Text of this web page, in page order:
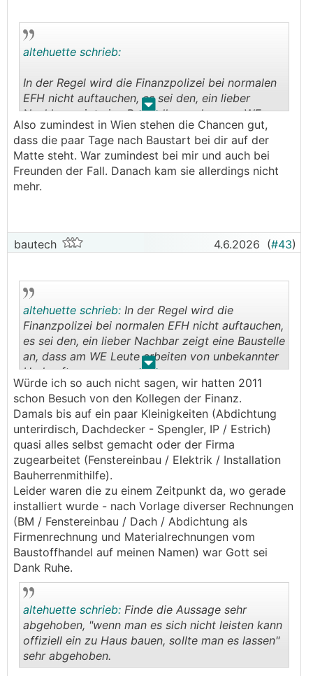
. .
altehuette schrieb:
In der Regel wird die Finanzpolizei bei normalen
EFH nicht auftauchen, es sei den, ein lieber
Nachbar zeigt eine Baustelle an, dass am WE
Leute arbeiten von unbekannter Herkunft.
Also zumindest in Wien stehen die Chancen gut,
dass die paar Tage nach Baustart bei dir auf der
Matte steht. War zumindest bei mir und auch bei
Freunden der Fall. Danach kam sie allerdings nicht
mehr.
bautech 4.6.2026 (#43)
. .
altehuette schrieb: In der Regel wird die
Finanzpolizei bei normalen EFH nicht auftauchen,
es sei den, ein lieber Nachbar zeigt eine Baustelle
an, dass am WE Leute arbeiten von unbekannter
Herkunft.
Würde ich so auch nicht sagen, wir hatten 2011
schon Besuch von den Kollegen der Finanz.
Damals bis auf ein paar Kleinigkeiten (Abdichtung
unterirdisch, Dachdecker - Spengler, IP / Estrich)
quasi alles selbst gemacht oder der Firma
zugearbeitet (Fenstereinbau / Elektrik / Installation
Bauherrenmithilfe).
Leider waren die zu einem Zeitpunkt da, wo gerade
installiert wurde - nach Vorlage diverser Rechnungen
(BM / Fenstereinbau / Dach / Abdichtung als
Firmenrechnung und Materialrechnungen vom
Baustoffhandel auf meinen Namen) war Gott sei
Dank Ruhe.
..
altehuette schrieb: Finde die Aussage sehr
abgehoben, "wenn man es sich nicht leisten kann
offiziell ein zu Haus bauen, sollte man es lassen"
sehr abgehoben.